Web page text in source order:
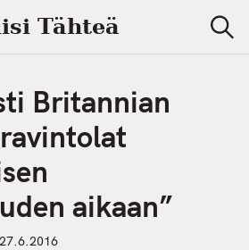
Tähteä
e
Britannian
aikaan”
27.6.2016